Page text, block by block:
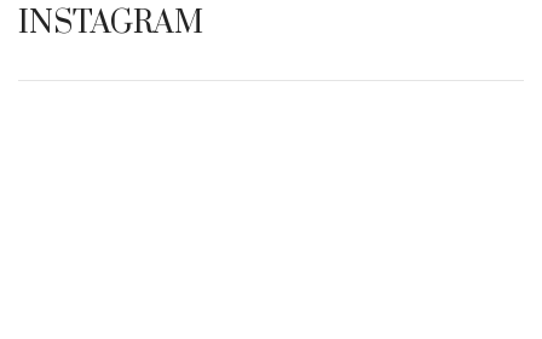
INSTAGRAM